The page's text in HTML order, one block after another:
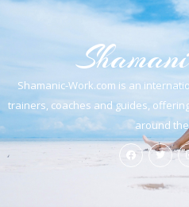
Shamanic-Work.com is an
trainers, coaches and guides,
around